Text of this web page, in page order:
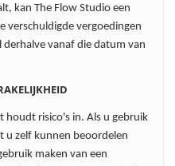
kan The Flow Studio een
verschuldigde vergoedingen
vanaf die datum van
risico's in. Als u gebruik
u zelf kunnen beoordelen
maken van een